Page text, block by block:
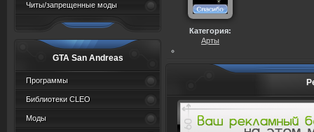
Читы/запрещенные моды
GTA San Andreas
Программы
Библиотеки CLEO
Моды
Категория:
Арты